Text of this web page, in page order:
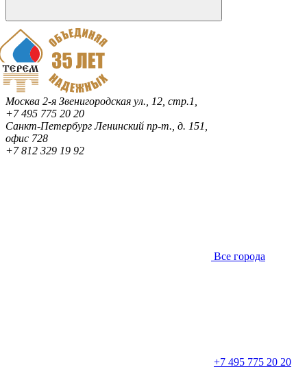
Москва 2-я Звенигородская ул., 12, стр.1,
+7 495 775 20 20
Санкт-ПетербургЛенинский пр-т., д. 151,
офис 728
+7 812 329 19 92
Все города
+7 495 775 20 20